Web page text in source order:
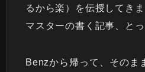
るから楽）を伝授してきま
マスターの書く記事、と
Benzから帰って、そのま